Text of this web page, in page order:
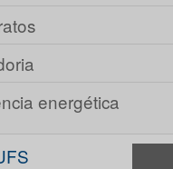
energética